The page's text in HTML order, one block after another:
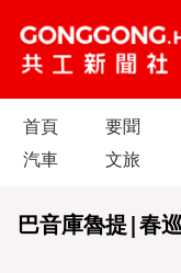
首頁 要聞
汽車
文旅
巴音庫魯提|春